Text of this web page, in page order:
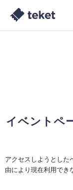
イベントペ
アクセスしようとした
由により現在利用でき